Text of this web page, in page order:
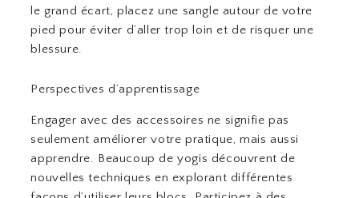
le grand écart, placez une sangle autour de votre
pied pour éviter d’aller trop loin et de risquer une
blessure.
Perspectives d’apprentissage
Engager avec des accessoires ne signifie pas
seulement améliorer votre pratique, mais aussi
apprendre. Beaucoup de yogis découvrent de
nouvelles techniques en explorant différentes